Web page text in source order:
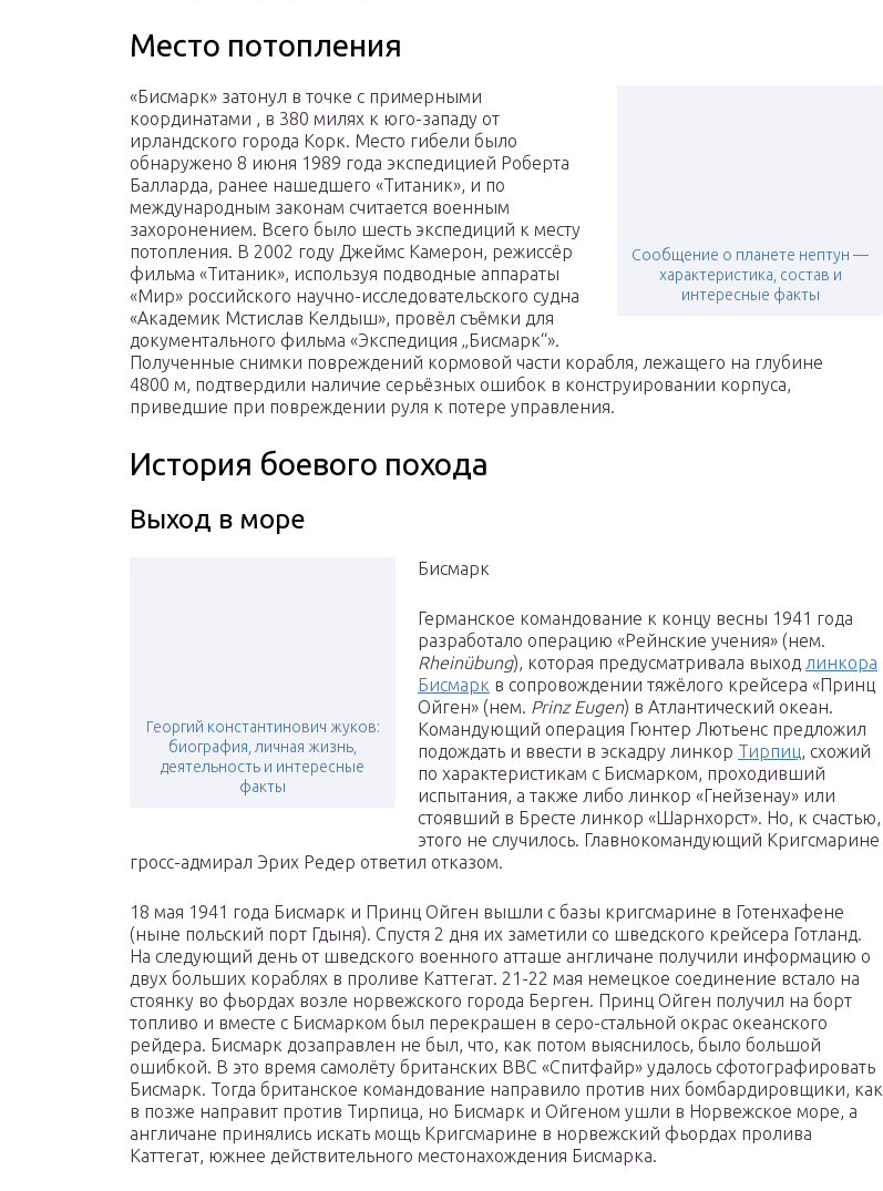
Место потопления
Сообщение о планете нептун —
характеристика, состав и
интересные факты
«Бисмарк» затонул в точке с примерными
координатами , в 380 милях к юго-западу от
ирландского города Корк. Место гибели было
обнаружено 8 июня 1989 года экспедицией Роберта
Балларда, ранее нашедшего «Титаник», и по
международным законам считается военным
захоронением. Всего было шесть экспедиций к месту
потопления. В 2002 году Джеймс Камерон, режиссёр
фильма «Титаник», используя подводные аппараты
«Мир» российского научно-исследовательского судна
«Академик Мстислав Келдыш», провёл съёмки для
документального фильма «Экспедиция „Бисмарк“».
Полученные снимки повреждений кормовой части корабля, лежащего на глубине
4800 м, подтвердили наличие серьёзных ошибок в конструировании корпуса,
приведшие при повреждении руля к потере управления.
История боевого похода
Выход в море
Георгий константинович жуков:
биография, личная жизнь,
деятельность и интересные
факты
Бисмарк
Германское командование к концу весны 1941 года
разработало операцию «Рейнские учения» (нем.
Rheinübung), которая предусматривала выход линкора
Бисмарк в сопровождении тяжёлого крейсера «Принц
Ойген» (нем. Prinz Eugen) в Атлантический океан.
Командующий операция Гюнтер Лютьенс предложил
подождать и ввести в эскадру линкор Тирпиц, схожий
по характеристикам с Бисмарком, проходивший
испытания, а также либо линкор «Гнейзенау» или
стоявший в Бресте линкор «Шарнхорст». Но, к счастью,
этого не случилось. Главнокомандующий Кригсмарине
гросс-адмирал Эрих Редер ответил отказом.
18 мая 1941 года Бисмарк и Принц Ойген вышли с базы кригсмарине в Готенхафене
(ныне польский порт Гдыня). Спустя 2 дня их заметили со шведского крейсера Готланд.
На следующий день от шведского военного атташе англичане получили информацию о
двух больших кораблях в проливе Каттегат. 21-22 мая немецкое соединение встало на
стоянку во фьордах возле норвежского города Берген. Принц Ойген получил на борт
топливо и вместе с Бисмарком был перекрашен в серо-стальной окрас океанского
рейдера. Бисмарк дозаправлен не был, что, как потом выяснилось, было большой
ошибкой. В это время самолёту британских ВВС «Спитфайр» удалось сфотографировать
Бисмарк. Тогда британское командование направило против них бомбардировщики, как
в позже направит против Тирпица, но Бисмарк и Ойгеном ушли в Норвежское море, а
англичане принялись искать мощь Кригсмарине в норвежский фьордах пролива
Каттегат, южнее действительного местонахождения Бисмарка.